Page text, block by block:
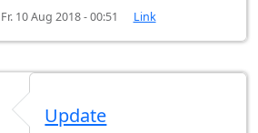
Fr. 10 Aug 2018 - 00:51 Link
Update